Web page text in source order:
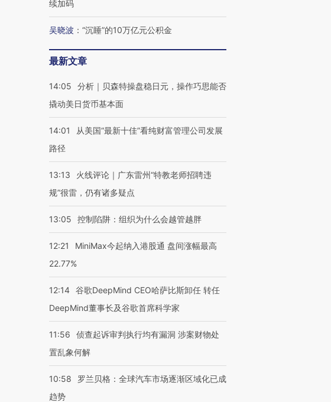
续加码
吴晓波 ： “沉睡”的10万亿元公积金
最新文章
14:05
分析｜贝森特操盘稳日元，操作巧思能否
撬动美日货币基本面
14:01
从美国“最新十佳”看纯财富管理公司发展
路径
13:13
火线评论｜广东雷州“特教老师招聘违
规”很雷，仍有诸多疑点
13:05 控制陷阱：组织为什么会越管越胖
12:21
MiniMax今起纳入港股通 盘间涨幅最高
22.77%
12:14 谷歌DeepMind CEO哈萨比斯卸任 转任
DeepMind董事长及谷歌首席科学家
11:56
侦查起诉审判执行均有漏洞 涉案财物处
置乱象何解
10:58
罗兰贝格：全球汽车市场逐渐区域化已成
趋势